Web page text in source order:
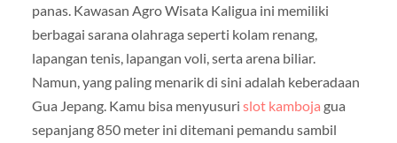
panas. Kawasan Agro Wisata Kaligua ini memiliki
berbagai sarana olahraga seperti kolam renang,
lapangan tenis, lapangan voli, serta arena biliar.
Namun, yang paling menarik di sini adalah keberadaan
Gua Jepang. Kamu bisa menyusuri slot kamboja gua
sepanjang 850 meter ini ditemani pemandu sambil